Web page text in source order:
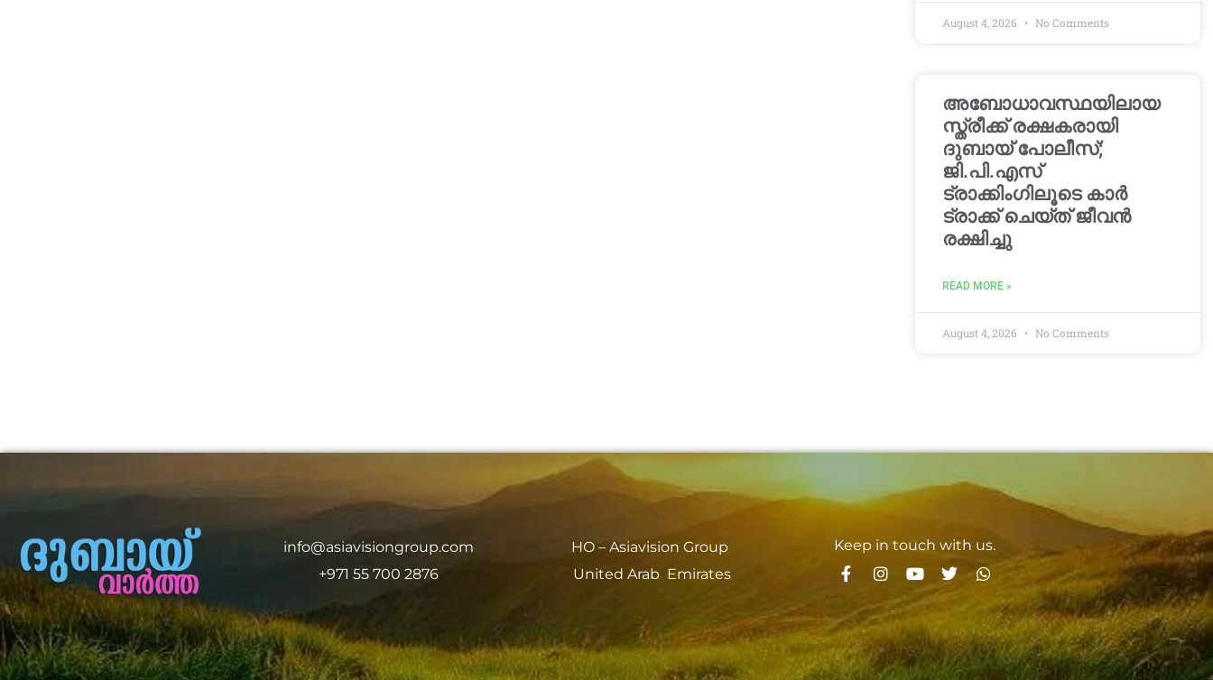
August 4, 2026 No Comments
അബോധാവസ്ഥയിലായ
സ്ത്രീക്ക് രക്ഷകരായി
ദുബായ് പോലീസ്;
ജി.പി.എസ്
ട്രാക്കിംഗിലൂടെ കാർ
ട്രാക്ക് ചെയ്ത് ജീവൻ
രക്ഷിച്ചു
READ MORE »
August 4, 2026 No Comments
info@asiavisiongroup.com
+971 55 700 2876
HO – Asiavision Group
United Arab Emirates
Keep in touch with us.